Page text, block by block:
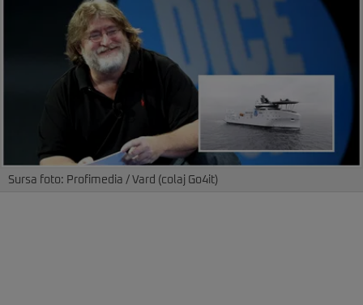
Sursa foto: Profimedia / Vard (colaj Go4it)